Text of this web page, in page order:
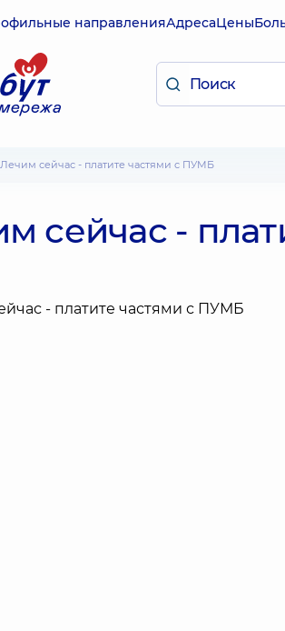
направленияАдресаЦены
Лечим сейчас - платите частями с ПУМБ
сейчас -